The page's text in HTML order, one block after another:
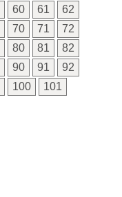
60 61
62
70 71
72
80 81
82
90 91
92
100
101